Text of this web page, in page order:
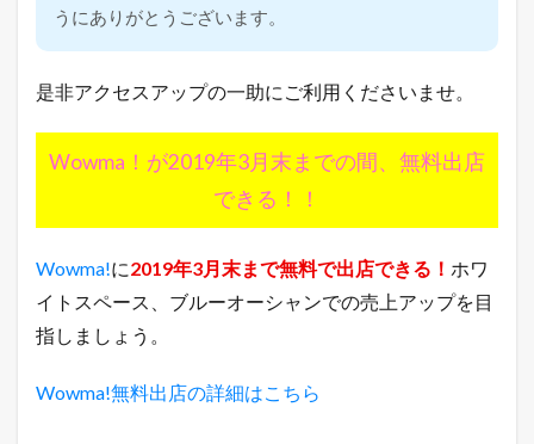
1
月
7
（
6
主
モ
ー
ル
イ
うにありがとうございます。
是非アクセスアップの一助にご利用くださいませ。
Wowma！が2019年3月末までの間、無料出店
できる！！
Wowma!に2019年3月末まで無料で出店できる！ ホワ
イトスペース、ブルーオーシャンでの売上アップを目
指しましょう。
Wowma!無料出店の詳細はこちら